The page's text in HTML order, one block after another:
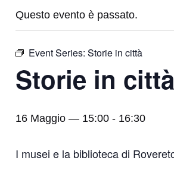
Questo evento è passato.
Event Series: Storie in città
Storie in città
16 Maggio — 15:00 - 16:30
I musei e la biblioteca di